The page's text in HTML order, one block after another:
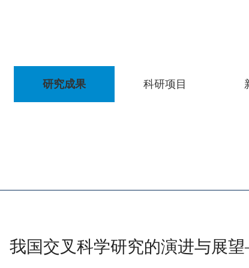
研究成果 科研项目
我国交叉科学研究的演进与展